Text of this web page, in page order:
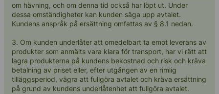
om hävning, och om denna tid också har löpt ut. Under
dessa omständigheter kan kunden säga upp avtalet.
Kundens anspråk på ersättning omfattas av § 8.1 nedan.
3. Om kunden underlåter att omedelbart ta emot leverans av
produkter som anmälts vara klara för transport, har vi rätt att
lagra produkterna på kundens bekostnad och risk och kräva
betalning av priset eller, efter utgången av en rimlig
tilläggsperiod, vägra att fullgöra avtalet och kräva ersättning
på grund av kundens underlåtenhet att fullgöra avtalet.